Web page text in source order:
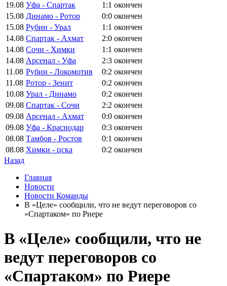
19.08 Уфа - Спартак 1:1 окончен
15.08 Динамо - Ротор 0:0 окончен
15.08 Рубин - Урал 1:1 окончен
14.08 Спартак - Ахмат 2:0 окончен
14.08 Сочи - Химки 1:1 окончен
14.08 Арсенал - Уфа 2:3 окончен
11.08 Рубин - Локомотив 0:2 окончен
11.08 Ротор - Зенит 0:2 окончен
10.08 Урал - Динамо 0:2 окончен
09.08 Спартак - Сочи 2:2 окончен
09.08 Арсенал - Ахмат 0:0 окончен
09.08 Уфа - Краснодар 0:3 окончен
08.08 Тамбов - Ростов 0:1 окончен
08.08 Химки - цска 0:2 окончен
Назад
Главная
Новости
Новости Команды
В «Целе» сообщили, что не ведут переговоров со
«Спартаком» по Риере
В «Целе» сообщили, что не
ведут переговоров со
«Спартаком» по Риере